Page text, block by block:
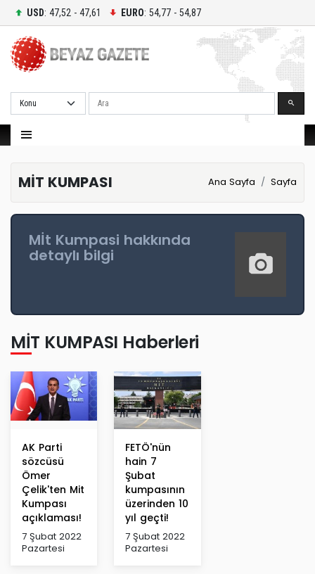
USD: 47,52 - 47,61 EURO: 54,77 - 54,87
Ara
MİT KUMPASI Ana Sayfa Sayfa
Mİt Kumpasi hakkında
detaylı bilgi
MİT KUMPASI Haberleri
AK Parti
sözcüsü
Ömer
Çelik'ten Mit
Kumpası
açıklaması!
7 Şubat 2022
Pazartesi
FETÖ'nün
hain 7
Şubat
kumpasının
üzerinden 10
yıl geçti!
7 Şubat 2022
Pazartesi